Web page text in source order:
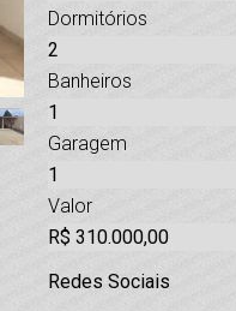
Dormitórios
2
Banheiros
1
Garagem
1
Valor
R$ 310.000,00
Redes Sociais